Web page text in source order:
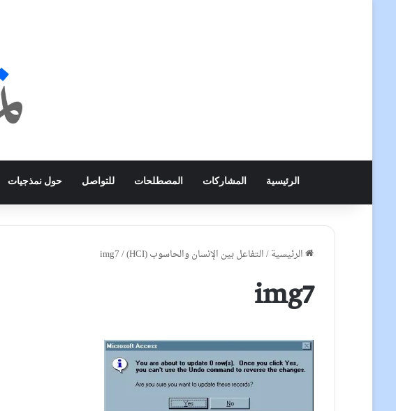
الرئيسية المشاركات المصطلحات للتواصل حول نمذجيات
الرئيسية/التفاعل بين الإنسان والحاسوب (HCI) /
img7
img7